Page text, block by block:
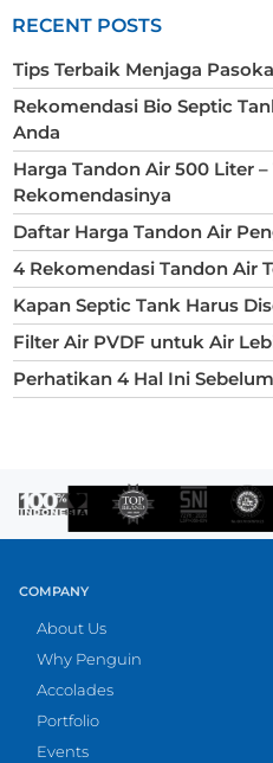
RECENT POSTS
Tips Terbaik Menjaga
Rekomendasi Bio Septic
Anda
Harga Tandon Air 500 Liter
Rekomendasinya
Daftar Harga Tandon Air
4 Rekomendasi Tandon Air
Kapan Septic Tank Harus
Filter Air PVDF untuk Air
Perhatikan 4 Hal Ini
COMPANY
About Us
Why Penguin
Accolades
Portfolio
Events